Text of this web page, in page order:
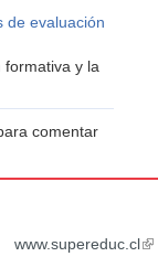
de evaluación
formativa y la
comentar
www.supereduc.cl